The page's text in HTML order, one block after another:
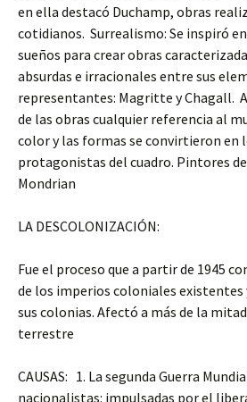
en ella destacó Duchamp, obras
cotidianos. Surrealismo: Se inspiró
sueños para crear obras
absurdas e irracionales entre sus
representantes: Magritte y Chagall.
de las obras cualquier referencia al
color y las formas se convirtieron en
protagonistas del cuadro. Pintores
Mondrian
LA DESCOLONIZACIÓN:
Fue el proceso que a partir de 1945
de los imperios coloniales existentes
sus colonias. Afectó a más de la
terrestre
CAUSAS: 1. La segunda Guerra
nacionalistas: impulsadas por el